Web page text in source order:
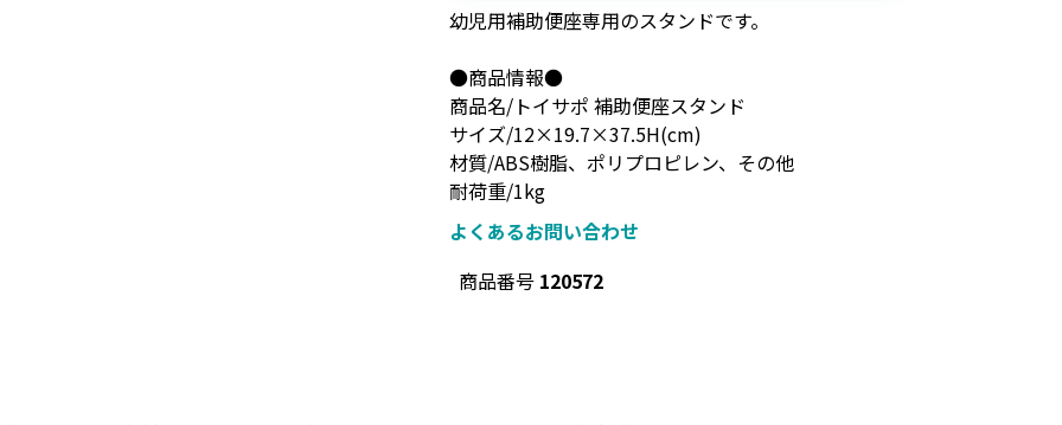
幼児用補助便座専用のスタンドです。
●商品情報●
商品名/トイサポ 補助便座スタンド
サイズ/12×19.7×37.5H(cm)
材質/ABS樹脂、ポリプロピレン、その他
耐荷重/1kg
よくあるお問い合わせ
商品番号 120572